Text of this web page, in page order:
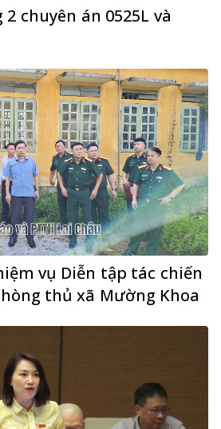
chuyên án 0525L và
vụ Diễn tập tác chiến
thủ xã Mường Khoa